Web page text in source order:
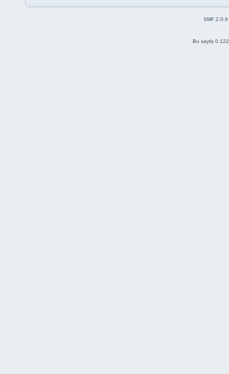
SMF 2.0.9
Bu sayfa